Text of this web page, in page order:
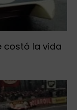
costó la vida